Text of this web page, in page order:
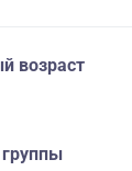
возраст